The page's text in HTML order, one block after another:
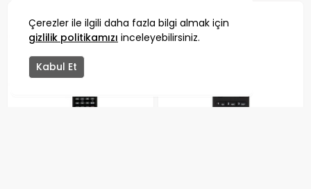
Çerezler ile ilgili daha fazla bilgi almak için
gizlilik politikamızı inceleyebilirsiniz.
Kabul Et